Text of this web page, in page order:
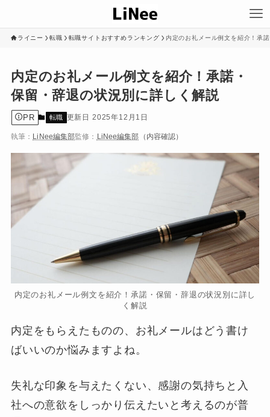
ライニー 転職 転職サイトおすすめランキング 内定のお礼メール例文を紹介！承
内定のお礼メール例文を紹介！承諾・
保留・辞退の状況別に詳しく解説
PR 転職 2025年12月1日
執筆： LiNee編集部監修： LiNee編集部 （内容確認）
内定のお礼メール例文を紹介！承諾・保留・辞退の状況別に詳し
く解説
内定をもらえたものの、お礼メールはどう書け
ばいいのか悩みますよね。
失礼な印象を与えたくない、感謝の気持ちと入
社への意欲をしっかり伝えたいと考えるのが普